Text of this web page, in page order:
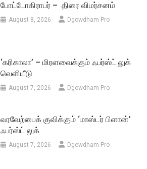
போட்டோகிராபர் – திரை விமர்சனம்
August 8, 2026 Dgowdham Pro
‘கரிகாலா’ – மிரளவைக்கும் ஃபர்ஸ்ட் லுக்
வெளியீடு
August 7, 2026 Dgowdham Pro
வரவேற்பைக் குவிக்கும் ‘மாஸ்டர் பிளான்’
ஃபர்ஸ்ட் லுக்
August 7, 2026 Dgowdham Pro